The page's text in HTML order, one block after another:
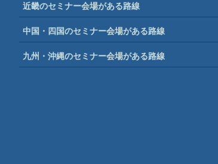
近畿のセミナー会場がある路線
中国・四国のセミナー会場がある路線
九州・沖縄のセミナー会場がある路線